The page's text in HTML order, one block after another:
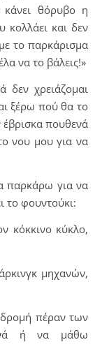
θόρυβο η
κολλάει και δεν
το παρκάρισμα
να το βάλεις!»
δεν χρειάζομαι
ξέρω πού θα το
πουθενά
νου μου για να
παρκάρω για να
το φουντούκι:
κόκκινο κύκλο,
μηχανών,
πέραν των
ή να μάθω